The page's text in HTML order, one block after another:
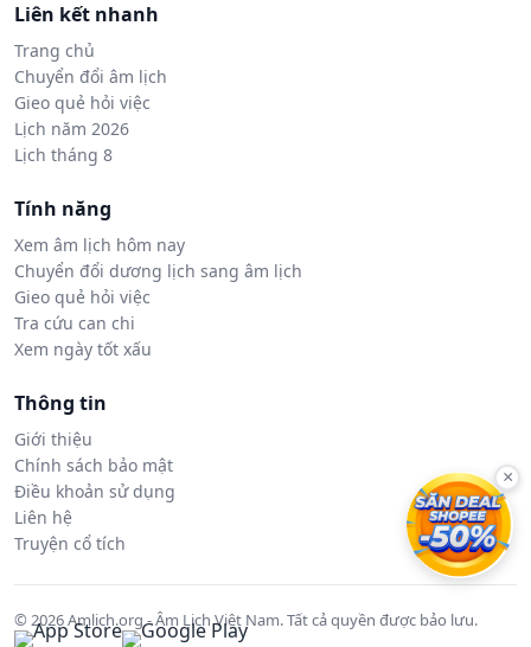
Liên kết nhanh
Trang chủ
Chuyển đổi âm lịch
Gieo quẻ hỏi việc
Lịch năm 2026
Lịch tháng 8
Tính năng
Xem âm lịch hôm nay
Chuyển đổi dương lịch sang âm lịch
Gieo quẻ hỏi việc
Tra cứu can chi
Xem ngày tốt xấu
Thông tin
Giới thiệu
Chính sách bảo mật
Điều khoản sử dụng
Liên hệ
Truyện cổ tích
© 2026 Amlich.org - Âm Lịch Việt Nam. Tất cả quyền được bảo lưu.
×